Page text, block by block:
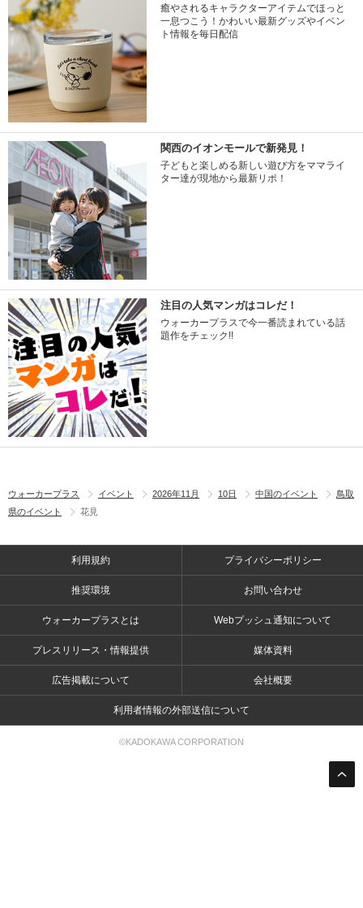
癒やされるキャラクターアイテムでほっと
一息つこう！かわいい最新グッズやイベン
ト情報を毎日配信
関西のイオンモールで新発見！
子どもと楽しめる新しい遊び方をママライ
ター達が現地から最新リポ！
注目の人気マンガはコレだ！
ウォーカープラスで今一番読まれている話
題作をチェック!!
ウォーカープラス イベント 2026年11月 10日 中国のイベント
鳥取
県のイベント
花見
利用規約 プライバシーポリシー
推奨環境 お問い合わせ
ウォーカープラスとは Webプッシュ通知について
プレスリリース・情報提供 媒体資料
広告掲載について 会社概要
利用者情報の外部送信について
©KADOKAWA CORPORATION